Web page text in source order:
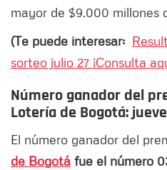
mayor de $9.000 millones
(Te puede interesar:
sorteo julio 27 ¡Consulta
Número ganador del
Lotería de Bogotá:
El número ganador del
de Bogotá fue el número